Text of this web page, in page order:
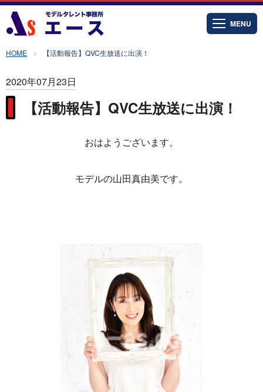
MENU
HOME 【活動報告】QVC生放送に出演！
2020年07月23日
【活動報告】QVC生放送に出演！
おはようございます。
モデルの山田真由美です。